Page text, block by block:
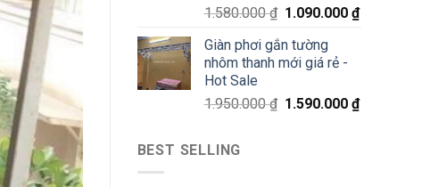
1.580.000₫ 1.090.000₫
Giàn phơi gắn tường
nhôm thanh mới giá rẻ -
Hot Sale
1.950.000₫ 1.590.000₫
BEST SELLING